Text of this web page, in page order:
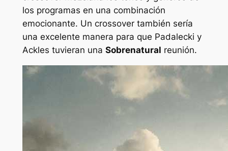
los programas en una combinación
emocionante. Un crossover también sería
una excelente manera para que Padalecki y
Ackles tuvieran una Sobrenatural reunión.